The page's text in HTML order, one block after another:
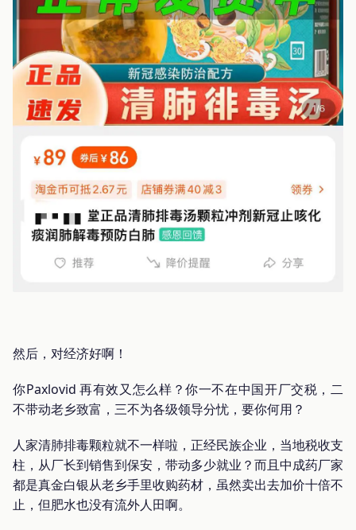
然后，对经济好啊！
你Paxlovid 再有效又怎么样？你一不在中国开厂交税，二
不带动老乡致富，三不为各级领导分忧，要你何用？
人家清肺排毒颗粒就不一样啦，正经民族企业，当地税收支
柱，从厂长到销售到保安，带动多少就业？而且中成药厂家
都是真金白银从老乡手里收购药材，虽然卖出去加价十倍不
止，但肥水也没有流外人田啊。